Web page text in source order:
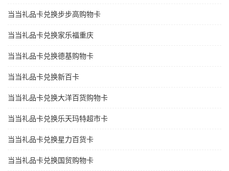
当当礼品卡兑换步步高购物卡
当当礼品卡兑换家乐福重庆
当当礼品卡兑换德基购物卡
当当礼品卡兑换新百卡
当当礼品卡兑换大洋百货购物卡
当当礼品卡兑换乐天玛特超市卡
当当礼品卡兑换星力百货卡
当当礼品卡兑换国贸购物卡